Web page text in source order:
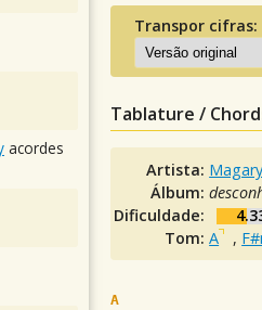
Transpor cifras:
Tablature /
Artista:
Álbum:
Dificuldade:
Tom:A ,
A
acordes